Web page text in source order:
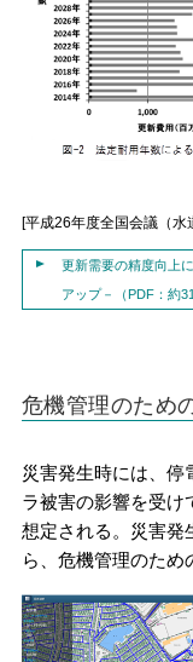
[平成26年度全国会議（
更新需要の精度向上
アップ－（PDF：約
危機管理のため
災害発生時には、停
ラ被害の影響を受け
想定される。災害発
ら、危機管理のため